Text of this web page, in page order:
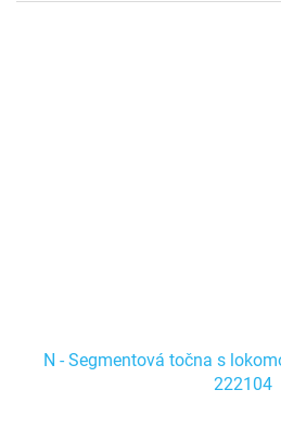
N - Segmentová točna s
222104